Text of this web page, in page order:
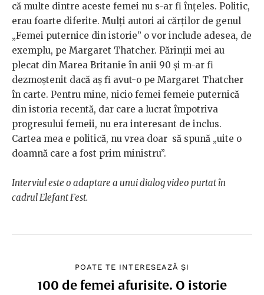
că multe dintre aceste femei nu s-ar fi înțeles. Politic,
erau foarte diferite. Mulți autori ai cărților de genul
„Femei puternice din istorie” o vor include adesea, de
exemplu, pe Margaret Thatcher. Părinții mei au
plecat din Marea Britanie în anii 90 și m-ar fi
dezmoștenit dacă aș fi avut-o pe Margaret Thatcher
în carte. Pentru mine, nicio femei femeie puternică
din istoria recentă, dar care a lucrat împotriva
progresului femeii, nu era interesant de inclus.
Cartea mea e politică, nu vrea doar să spună „uite o
doamnă care a fost prim ministru”.
Interviul este o adaptare a unui dialog video purtat în
cadrul Elefant Fest.
POATE TE INTERESEAZĂ ȘI
100 de femei afurisite. O istorie